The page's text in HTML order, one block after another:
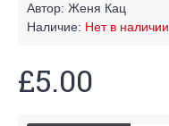
Автор: Женя Кац
Наличие: Нет в наличии
£5.00